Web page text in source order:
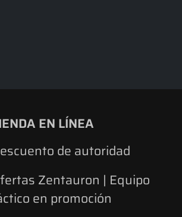
EN LÍNEA
de autoridad
Zentauron | Equipo
en promoción